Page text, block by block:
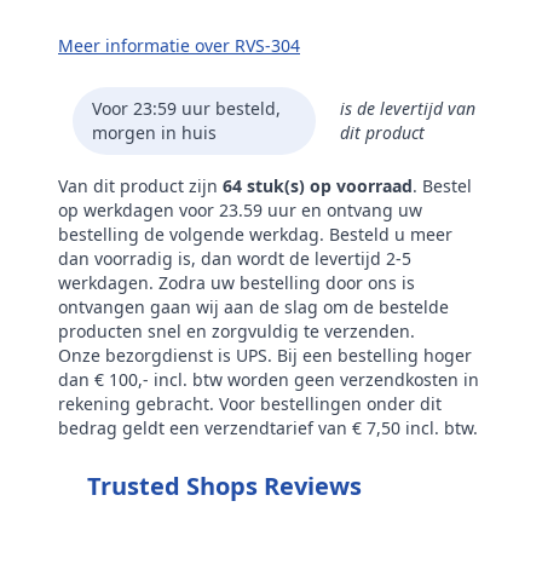
Meer informatie over RVS-304
Voor 23:59 uur besteld,
morgen in huis
is de levertijd van
dit product
Van dit product zijn 64 stuk(s) op voorraad. Bestel
op werkdagen voor 23.59 uur en ontvang uw
bestelling de volgende werkdag. Besteld u meer
dan voorradig is, dan wordt de levertijd 2-5
werkdagen. Zodra uw bestelling door ons is
ontvangen gaan wij aan de slag om de bestelde
producten snel en zorgvuldig te verzenden.
Onze bezorgdienst is UPS. Bij een bestelling hoger
dan € 100,- incl. btw worden geen verzendkosten in
rekening gebracht. Voor bestellingen onder dit
bedrag geldt een verzendtarief van € 7,50 incl. btw.
Trusted Shops Reviews